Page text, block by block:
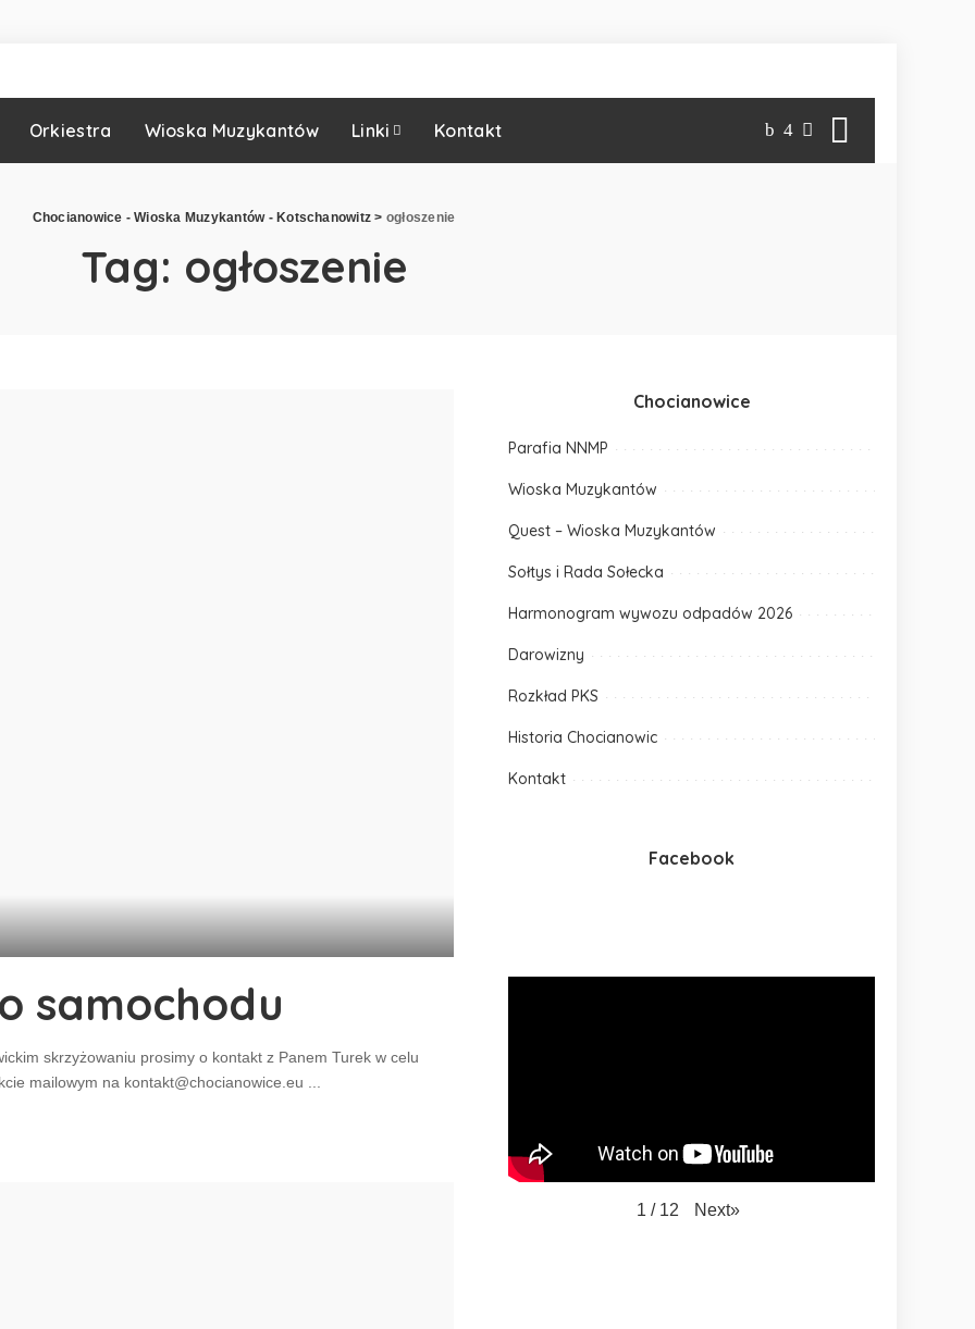
Orkiestra Wioska Muzykantów Linki Kontakt
Chocianowice - Wioska Muzykantów - Kotschanowitz > ogłoszenie
Tag: ogłoszenie
samochodu
skrzyżowaniu prosimy o kontakt z Panem Turek w celu
mailowym na kontakt@chocianowice.eu ...
Chocianowice
Parafia NNMP
Wioska Muzykantów
Quest – Wioska Muzykantów
Sołtys i Rada Sołecka
Harmonogram wywozu odpadów 2026
Darowizny
Rozkład PKS
Historia Chocianowic
Kontakt
Facebook
1 / 12 Next»